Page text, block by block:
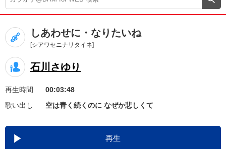
カラオケ＠DAM
ユーザー検索
キャンペーン
お知らせ よくあるご質問
DAMの新曲・ランキングなど
カラオケ最新情報をチェック！
しあわせに・なりたいね
[シアワセニナリタイネ]
石川さゆり
再生時間
00:03:48
歌い出し
空は青く続くのに なぜか悲しくて
再生